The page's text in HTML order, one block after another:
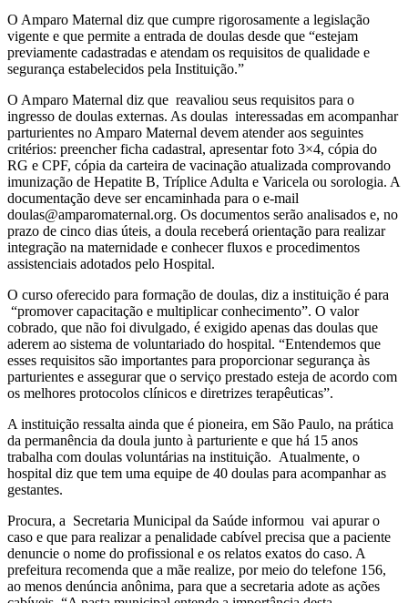
O Amparo Maternal diz que cumpre rigorosamente a legislação
vigente e que permite a entrada de doulas desde que “estejam
previamente cadastradas e atendam os requisitos de qualidade e
segurança estabelecidos pela Instituição.”
O Amparo Maternal diz que reavaliou seus requisitos para o
ingresso de doulas externas. As doulas interessadas em acompanhar
parturientes no Amparo Maternal devem atender aos seguintes
critérios: preencher ficha cadastral, apresentar foto 3×4, cópia do
RG e CPF, cópia da carteira de vacinação atualizada comprovando
imunização de Hepatite B, Tríplice Adulta e Varicela ou sorologia. A
documentação deve ser encaminhada para o e-mail
doulas@amparomaternal.org. Os documentos serão analisados e, no
prazo de cinco dias úteis, a doula receberá orientação para realizar
integração na maternidade e conhecer fluxos e procedimentos
assistenciais adotados pelo Hospital.
O curso oferecido para formação de doulas, diz a instituição é para
“promover capacitação e multiplicar conhecimento”. O valor
cobrado, que não foi divulgado, é exigido apenas das doulas que
aderem ao sistema de voluntariado do hospital. “Entendemos que
esses requisitos são importantes para proporcionar segurança às
parturientes e assegurar que o serviço prestado esteja de acordo com
os melhores protocolos clínicos e diretrizes terapêuticas”.
A instituição ressalta ainda que é pioneira, em São Paulo, na prática
da permanência da doula junto à parturiente e que há 15 anos
trabalha com doulas voluntárias na instituição. Atualmente, o
hospital diz que tem uma equipe de 40 doulas para acompanhar as
gestantes.
Procura, a Secretaria Municipal da Saúde informou vai apurar o
caso e que para realizar a penalidade cabível precisa que a paciente
denuncie o nome do profissional e os relatos exatos do caso. A
prefeitura recomenda que a mãe realize, por meio do telefone 156,
ao menos denúncia anônima, para que a secretaria adote as ações